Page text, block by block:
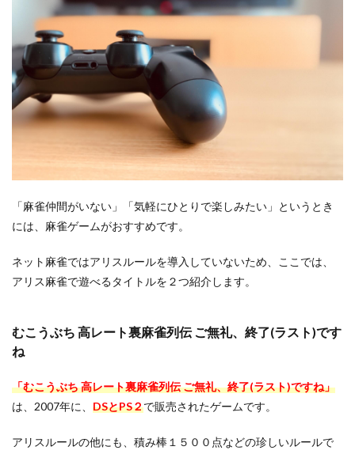
「麻雀仲間がいない」「気軽にひとりで楽しみたい」というとき
には、麻雀ゲームがおすすめです。
ネット麻雀ではアリスルールを導入していないため、ここでは、
アリス麻雀で遊べるタイトルを２つ紹介します。
むこうぶち 高レート裏麻雀列伝 ご無礼、終了(ラスト)です
ね
「むこうぶち 高レート裏麻雀列伝 ご無礼、終了(ラスト)ですね」
は、2007年に、 DSとPS２で販売されたゲームです。
アリスルールの他にも、積み棒１５００点などの珍しいルールで